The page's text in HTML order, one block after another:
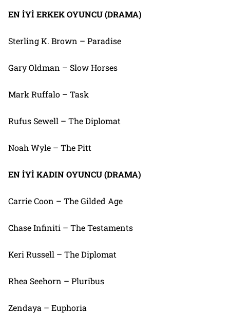
EN İYİ ERKEK OYUNCU (DRAMA)
Sterling K. Brown – Paradise
Gary Oldman – Slow Horses
Mark Ruffalo – Task
Rufus Sewell – The Diplomat
Noah Wyle – The Pitt
EN İYİ KADIN OYUNCU (DRAMA)
Carrie Coon – The Gilded Age
Chase Infiniti – The Testaments
Keri Russell – The Diplomat
Rhea Seehorn – Pluribus
Zendaya – Euphoria